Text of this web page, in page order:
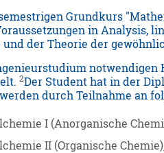
Grundkurs
in Analysis,
der Theorie der
notwendigen
2Der Student hat in der
durch Teilnahme an
I (Anorganische
II (Organische